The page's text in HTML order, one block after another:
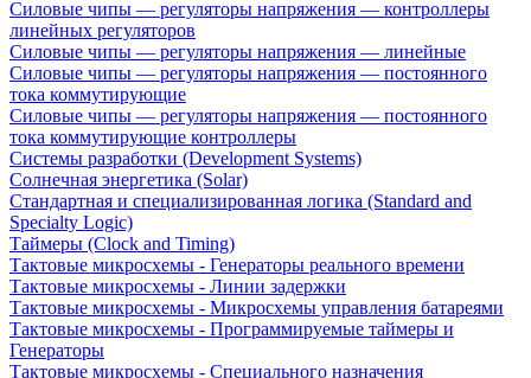
Силовые чипы — регуляторы напряжения — контроллеры
линейных регуляторов
Силовые чипы — регуляторы напряжения — линейные
Силовые чипы — регуляторы напряжения — постоянного
тока коммутирующие
Силовые чипы — регуляторы напряжения — постоянного
тока коммутирующие контроллеры
Системы разработки (Development Systems)
Солнечная энергетика (Solar)
Стандартная и специализированная логика (Standard and
Specialty Logic)
Таймеры (Clock and Timing)
Тактовые микросхемы - Генераторы реального времени
Тактовые микросхемы - Линии задержки
Тактовые микросхемы - Микросхемы управления батареями
Тактовые микросхемы - Программируемые таймеры и
Генераторы
Тактовые микросхемы - Специального назначения